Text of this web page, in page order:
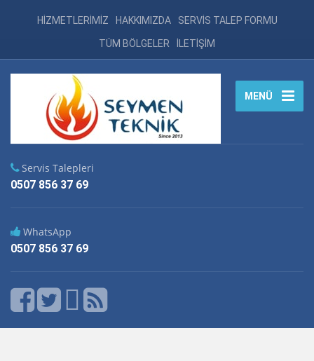
HİZMETLERİMİZ HAKKIMIZDA SERVİS TALEP FORMU
TÜM BÖLGELER İLETİŞİM
MENÜ
Servis Talepleri
0507 856 37 69
WhatsApp
0507 856 37 69